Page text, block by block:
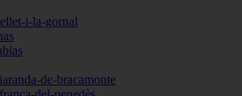
i-la-gornal
de-bracamonte